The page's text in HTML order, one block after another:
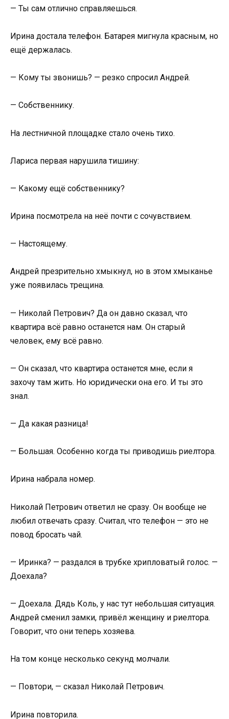
— Ты сам отлично справляешься.
Ирина достала телефон. Батарея мигнула красным, но
ещё держалась.
— Кому ты звонишь? — резко спросил Андрей.
— Собственнику.
На лестничной площадке стало очень тихо.
Лариса первая нарушила тишину:
— Какому ещё собственнику?
Ирина посмотрела на неё почти с сочувствием.
— Настоящему.
Андрей презрительно хмыкнул, но в этом хмыканье
уже появилась трещина.
— Николай Петрович? Да он давно сказал, что
квартира всё равно останется нам. Он старый
человек, ему всё равно.
— Он сказал, что квартира останется мне, если я
захочу там жить. Но юридически она его. И ты это
знал.
— Да какая разница!
— Большая. Особенно когда ты приводишь риелтора.
Ирина набрала номер.
Николай Петрович ответил не сразу. Он вообще не
любил отвечать сразу. Считал, что телефон — это не
повод бросать чай.
— Иринка? — раздался в трубке хрипловатый голос. —
Доехала?
— Доехала. Дядь Коль, у нас тут небольшая ситуация.
Андрей сменил замки, привёл женщину и риелтора.
Говорит, что они теперь хозяева.
На том конце несколько секунд молчали.
— Повтори, — сказал Николай Петрович.
Ирина повторила.